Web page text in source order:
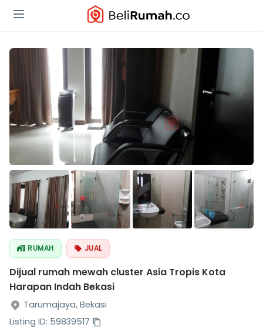
RUMAH JUAL
Dijual rumah mewah cluster Asia Tropis Kota
Harapan Indah Bekasi
Tarumajaya, Bekasi
Listing ID: 59839517